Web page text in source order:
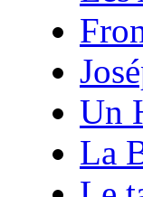
Un
La